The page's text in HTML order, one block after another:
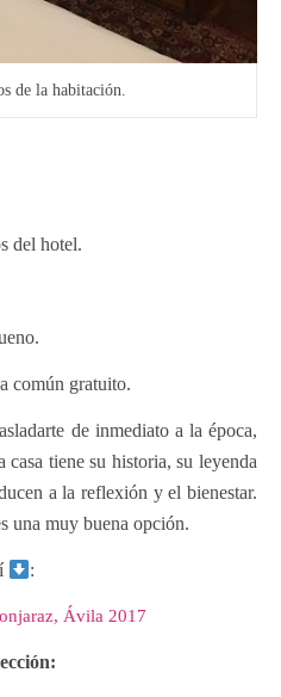
de la habitación.
del hotel.
común gratuito.
de inmediato a la época,
tiene su historia, su leyenda
a la reflexión y el bienestar.
una muy buena opción.
: